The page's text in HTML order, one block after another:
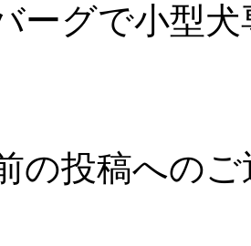
ーグで小型
の投稿への